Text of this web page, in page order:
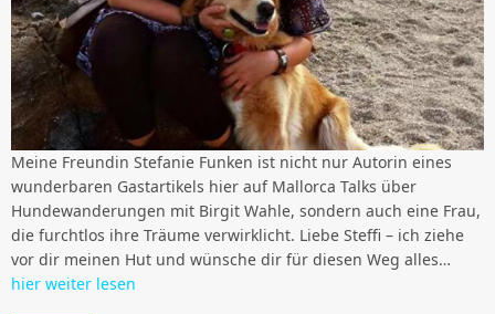
Meine Freundin Stefanie Funken ist nicht nur Autorin eines
wunderbaren Gastartikels hier auf Mallorca Talks über
Hundewanderungen mit Birgit Wahle, sondern auch eine Frau,
die furchtlos ihre Träume verwirklicht. Liebe Steffi – ich ziehe
vor dir meinen Hut und wünsche dir für diesen Weg alles…
hier weiter lesen